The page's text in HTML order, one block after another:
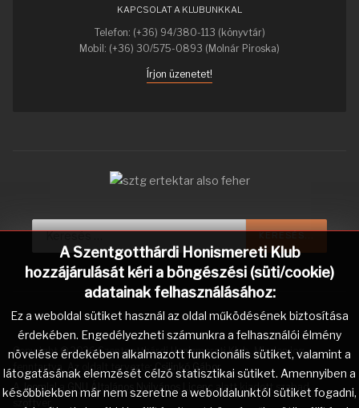
A Szentgotthárdi Honismereti Klub
hozzájárulását kéri a böngészési (süti/cookie)
adatainak felhasználásához:
Ez a weboldal sütiket használ az oldal működésének biztosítása
érdekében. Engedélyezheti számunkra a felhasználói élmény
növelése érdekében alkalmazott funkcionális sütiket, valamint a
látogatásának elemzését célzó statisztikai sütiket. Amennyiben a
későbbiekben már nem szeretne a weboldalunktól sütiket fogadni,
KAPCSOLAT A KLUBUNKKAL
Telefon: (+36) 94/380-113 (könyvtár)
Mobil: (+36) 30/575-0893 (Molnár Piroska)
Írjon üzenetet!
Keresés...
Copyright © 2026 Szentgotthárdi Honismereti Klub. Minden jog
fenntartva. Az oldalt tervezte:Csilinkó Gábor.
A
Joomla! a GNU Általános Nyilvános Licenc
alatt kiadott szabad